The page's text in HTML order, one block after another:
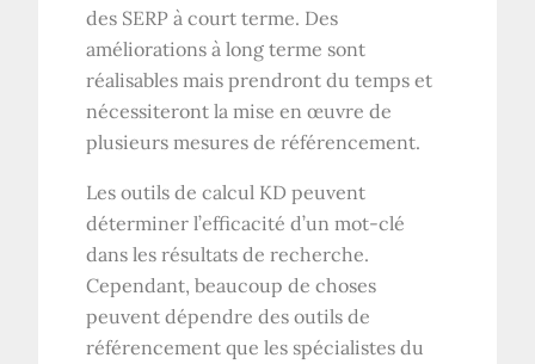
des SERP à court terme. Des
améliorations à long terme sont
réalisables mais prendront du temps et
nécessiteront la mise en œuvre de
plusieurs mesures de référencement.
Les outils de calcul KD peuvent
déterminer l’efficacité d’un mot-clé
dans les résultats de recherche.
Cependant, beaucoup de choses
peuvent dépendre des outils de
référencement que les spécialistes du